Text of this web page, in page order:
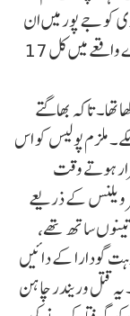
کو جے پور میں ان
کی رہائش گاہ پر گولی مار کر ہلاک کر دیا گیا۔ اس پورے واقعے میں کل 17
تاکہ بھاگتے
ملزم پولیس کو اس
ہوتے وقت
کے ذریعے
ساتھ تھے،
گودارا کے دائیں
قتل وریندر چاہن